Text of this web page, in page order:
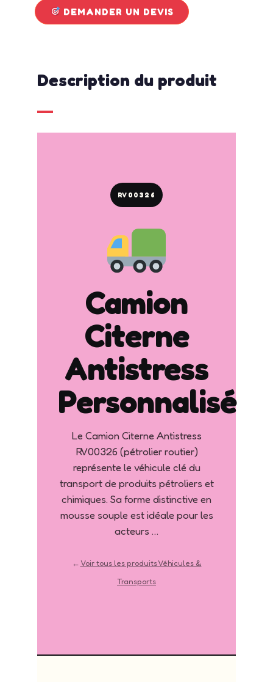
DEMANDER UN DEVIS
Description du produit
RV00326
Camion
Citerne
Antistress
Personnalisé
Le Camion Citerne Antistress
RV00326 (pétrolier routier)
représente le véhicule clé du
transport de produits pétroliers et
chimiques. Sa forme distinctive en
mousse souple est idéale pour les
acteurs …
← Voir tous les produits Véhicules &
Transports